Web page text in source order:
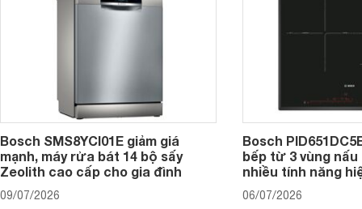
Bosch SMS8YCI01E giảm giá
mạnh, máy rửa bát 14 bộ sấy
Zeolith cao cấp cho gia đình
09/07/2026
Bosch
bếp từ 3 vùng
nhiều tính năng
06/07/2026